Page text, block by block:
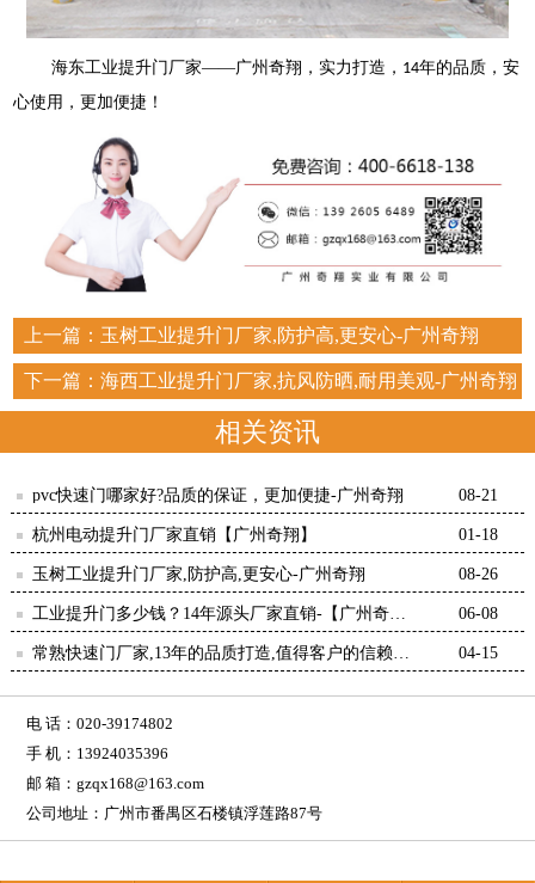
海东工业提升门厂家——广州奇翔，实力打造， 14年的品质，安
心使用，更加便捷！
上一篇： 玉树工业提升门厂家,防护高,更安心-广州奇翔
下一篇： 海西工业提升门厂家,抗风防晒,耐用美观-广州奇翔
相关资讯
pvc快速门哪家好?品质的保证，更加便捷-广州奇翔 08-21
杭州电动提升门厂家直销【广州奇翔】 01-18
玉树工业提升门厂家,防护高,更安心-广州奇翔 08-26
工业提升门多少钱？14年源头厂家直销-【广州奇
翔】
06-08
常熟快速门厂家,13年的品质打造,值得客户的信赖！
04-15
电 话：020-39174802
手 机：13924035396
邮 箱：gzqx168@163.com
公司地址：广州市番禺区石楼镇浮莲路87号